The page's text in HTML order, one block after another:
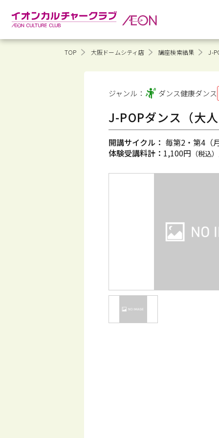
TOP 大阪ドームシティ店 講座検索結果 J-
ジャンル： ダンス健康ダンス
J-POPダンス（大
開講サイクル： 毎第2・第4（
体験受講料計： 1,100円 （税込